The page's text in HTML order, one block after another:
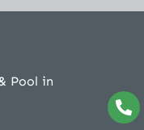
Pool in